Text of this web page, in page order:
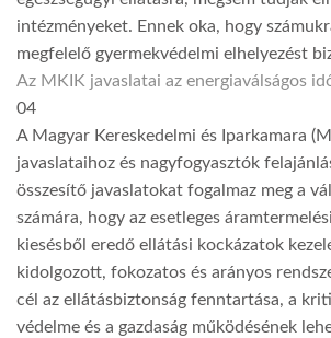
intézményeket. Ennek oka, hogy
megfelelő gyermekvédelmi elhelyezést
Az MKIK javaslatai az energiaválságos
04
A Magyar Kereskedelmi és Iparkamara
javaslataihoz és nagyfogyasztók
összesítő javaslatokat fogalmaz meg a
számára, hogy az esetleges
kiesésből eredő ellátási kockázatok
kidolgozott, fokozatos és arányos
cél az ellátásbiztonság fenntartása, a
védelme és a gazdaság működésének